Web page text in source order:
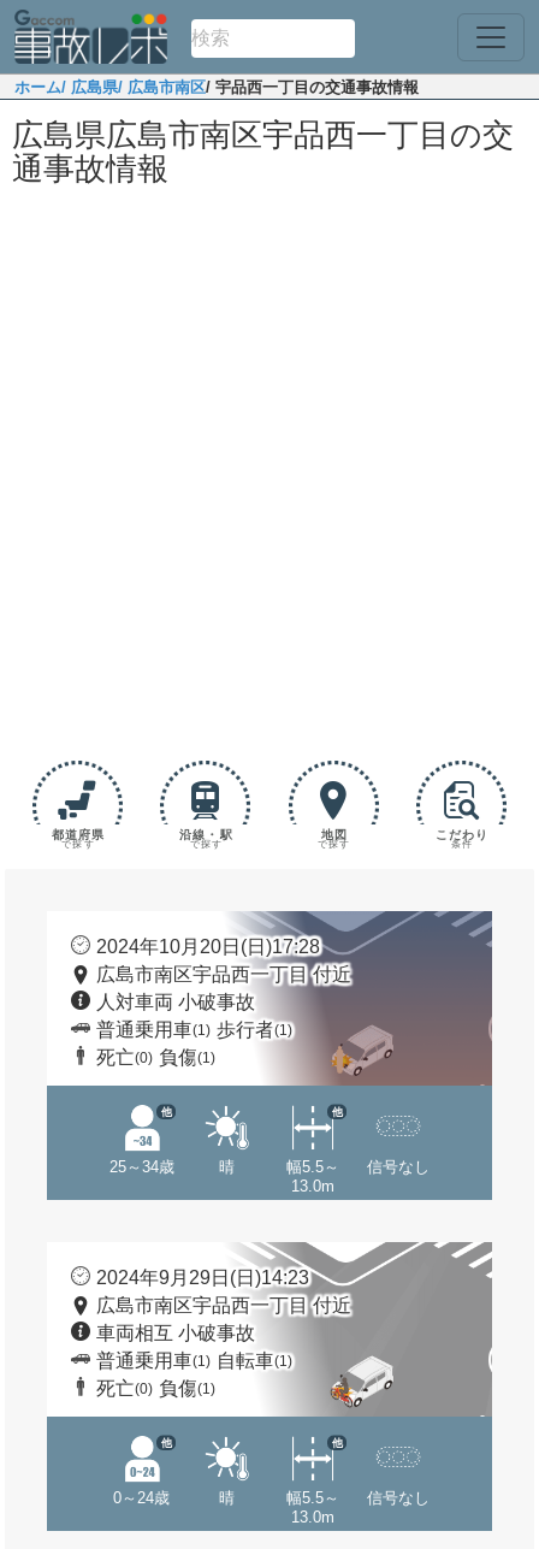
ホーム/ 広島県/ 広島市南区/ 宇品西一丁目の交通事故情報
広島県広島市南区宇品西一丁目の交
通事故情報
都道府県
で探す
沿線・駅
で探す
地図
で探す
こだわり
条件
2024年10月20日(日)17:28
広島市南区宇品西一丁目 付近
人対車両 小破事故
普通乗用車(1) 歩行者(1)
死亡(0) 負傷(1)
25～34歳
他
晴
幅5.5～
13.0m
他
信号なし
2024年9月29日(日)14:23
広島市南区宇品西一丁目 付近
車両相互 小破事故
普通乗用車(1) 自転車(1)
死亡(0) 負傷(1)
0～24歳
他
晴
幅5.5～
13.0m
他
信号なし